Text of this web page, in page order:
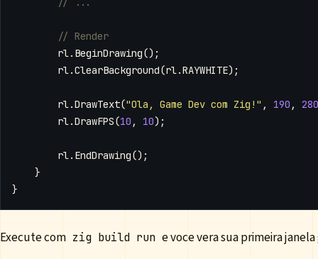
rl. BeginDrawing();
rl.ClearBackground(rl.RAYWHITE);
rl.DrawText("Ola, Game Dev com Zig!" , 190 ,
280
rl.DrawFPS(10 , 10);
rl. EndDrawing();
}
}
Execute com zig build run e voce vera sua primeira janela